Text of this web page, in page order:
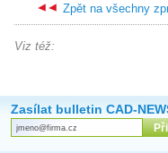
Zpět na všechny
Viz též:
Zasílat bulletin CAD-